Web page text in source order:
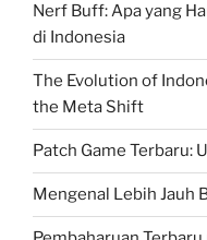
Nerf Buff: Apa yang
di Indonesia
The Evolution of
the Meta Shift
Patch Game Terbaru:
Mengenal Lebih Jauh